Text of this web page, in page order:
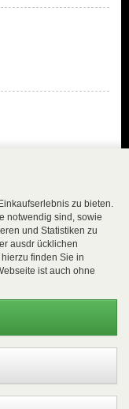
zu bieten.
notwendig sind, sowie
und Statistiken zu
ausdr ücklichen
finden Sie in
ist auch ohne